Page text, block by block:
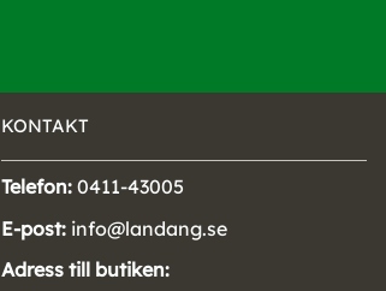
KONTAKT
Telefon: 0411-43005
E-post: info@landang.se
Adress till butiken: